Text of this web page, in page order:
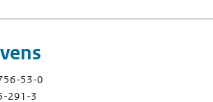
53-0
Gemeenschap-nummer)
291-3